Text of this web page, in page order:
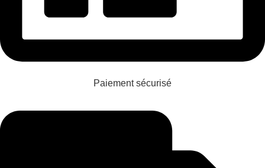
Paiement sécurisé